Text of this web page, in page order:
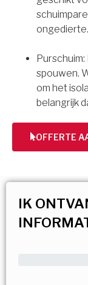
ongedierte.
spouwen.
om het
belangrijk
OFFERTE
IK